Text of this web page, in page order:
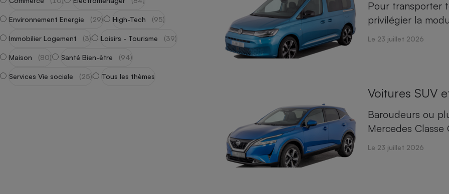
Environnement Energie (29) High-Tech (95)
Immobilier Logement (3) Loisirs - Tourisme (39)
Maison (80) Santé Bien-être (94)
Services Vie sociale (25) Tous les thèmes
Pour transporter
privilégier la
Le 23 juillet 2026
Voitures SUV
Baroudeurs ou
Mercedes Classe
Le 23 juillet 2026
Four encastrable
Aspirateur
Téléphone mobile -
Smartphone
Appareil photo
numérique
Électricité - Gaz
Lessive